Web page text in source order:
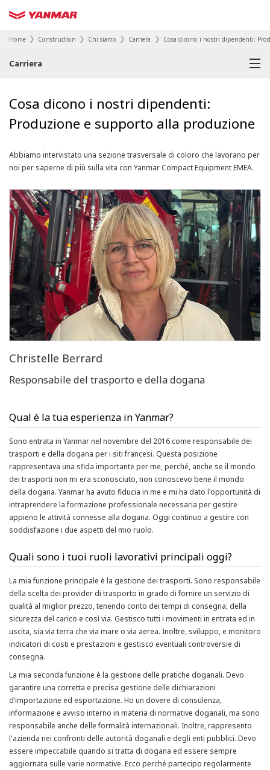
Home Construction Chi siamo Carriera Cosa dicono i nostri dipendenti:
Carriera
Cosa dicono i nostri dipendenti:
Produzione e supporto alla produzione
Abbiamo intervistato una sezione trasversale di coloro che lavorano per
noi per saperne di più sulla vita con Yanmar Compact Equipment EMEA.
Qual è la tua esperienza in Yanmar?
Sono entrata in Yanmar nel novembre del 2016 come responsabile dei
trasporti e della dogana per i siti francesi. Questa posizione
rappresentava una sfida importante per me, perché, anche se il mondo
dei trasporti non mi era sconosciuto, non conoscevo bene il mondo
della dogana. Yanmar ha avuto fiducia in me e mi ha dato l'opportunità di
intraprendere la formazione professionale necessaria per gestire
appieno le attività connesse alla dogana. Oggi continuo a gestire con
soddisfazione i due aspetti del mio ruolo.
Quali sono i tuoi ruoli lavorativi principali oggi?
La mia funzione principale è la gestione dei trasporti. Sono responsabile
della scelta dei provider di trasporto in grado di fornire un servizio di
qualità al miglior prezzo, tenendo conto dei tempi di consegna, della
sicurezza del carico e così via. Gestisco tutti i movimenti in entrata ed in
uscita, sia via terra che via mare o via aerea. Inoltre, sviluppo, e monitoro
indicatori di costi e prestazioni e gestisco eventuali controversie di
consegna.
La mia seconda funzione è la gestione delle pratiche doganali. Devo
garantire una corretta e precisa gestione delle dichiarazioni
d’importazione ed esportazione. Ho un dovere di consulenza,
informazione e avviso interno in materia di normative doganali, ma sono
responsabile anche delle formalità internazionali. Inoltre, rappresento
l'azienda nei confronti delle autorità doganali e degli enti pubblici. Devo
essere impeccabile quando si tratta di dogana ed essere sempre
aggiornata sulle varie normative. Ecco perché partecipo regolarmente